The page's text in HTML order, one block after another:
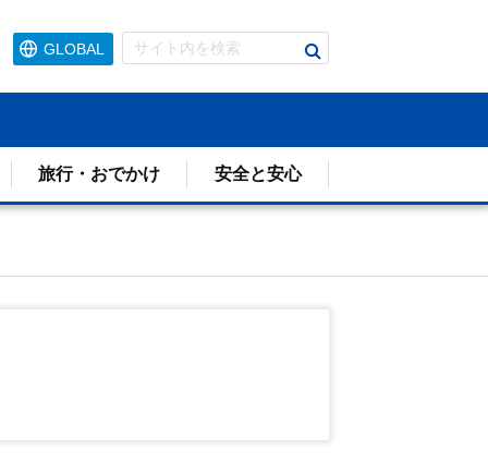
GLOBAL
旅行・おでかけ 安全と安心
検
る